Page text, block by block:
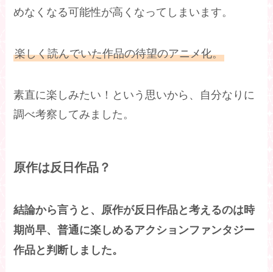
めなくなる可能性が高くなってしまいます。
楽しく読んでいた作品の待望のアニメ化。
素直に楽しみたい！という思いから、自分なりに
調べ考察してみました。
原作は反日作品？
結論から言うと、原作が反日作品と考えるのは時
期尚早、普通に楽しめるアクションファンタジー
作品と判断しました。